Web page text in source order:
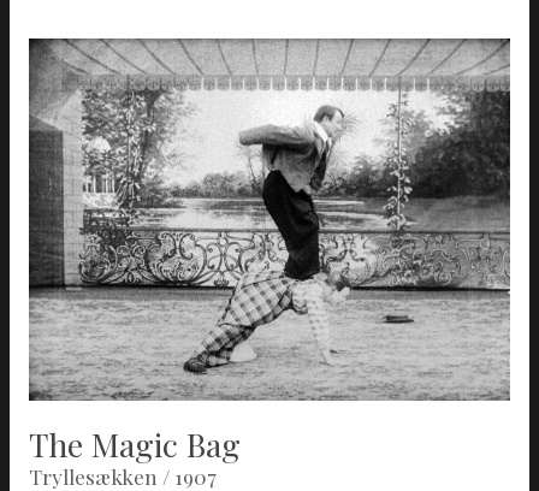
The Magic Bag
Tryllesækken / 1907